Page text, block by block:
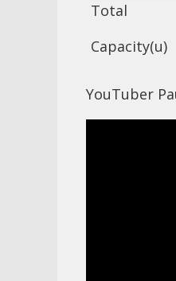
Total
Capacity(u)
YouTuber